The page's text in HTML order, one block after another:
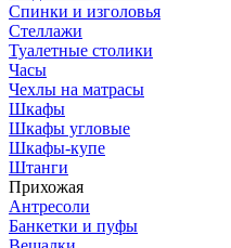
Спинки и изголовья
Стеллажи
Туалетные столики
Часы
Чехлы на матрасы
Шкафы
Шкафы угловые
Шкафы-купе
Штанги
Прихожая
Антресоли
Банкетки и пуфы